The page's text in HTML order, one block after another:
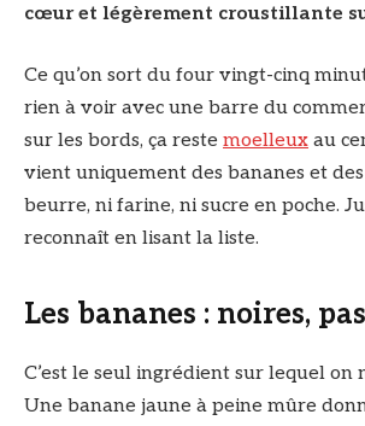
cœur et légèrement croustillante
Ce qu’on sort du four vingt-cinq
rien à voir avec une barre du
sur les bords, ça reste moelleux au
vient uniquement des bananes et
beurre, ni farine, ni sucre en poche.
reconnaît en lisant la liste.
Les bananes : noires,
C’est le seul ingrédient sur lequel on
Une banane jaune à peine mûre